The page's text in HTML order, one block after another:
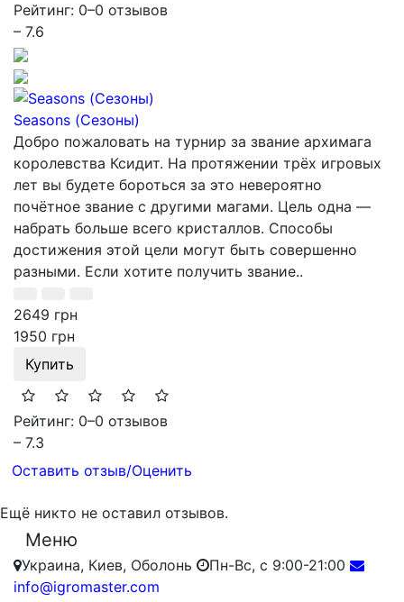
Рейтинг: 0–0 отзывов
– 7.6
Seasons (Сезоны)
Добро пожаловать на турнир за звание архимага
королевства Ксидит. На протяжении трёх игровых
лет вы будете бороться за это невероятно
почётное звание с другими магами. Цель одна —
набрать больше всего кристаллов. Способы
достижения этой цели могут быть совершенно
разными. Если хотите получить звание..
2649 грн
1950 грн
Купить
Рейтинг: 0–0 отзывов
– 7.3
Оставить отзыв/Оценить
Ещё никто не оставил отзывов.
Меню
Украина, Киев, Оболонь
Пн-Вс, с 9:00-21:00
info@igromaster.com